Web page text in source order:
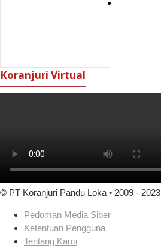
Koranjuri Virtual
© PT Koranjuri Pandu Loka • 2009 - 2023
Pedoman Media Siber
Ketentuan Pengguna
Tentang Kami